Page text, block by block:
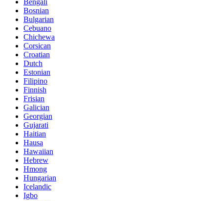
Bengali
Bosnian
Bulgarian
Cebuano
Chichewa
Corsican
Croatian
Dutch
Estonian
Filipino
Finnish
Frisian
Galician
Georgian
Gujarati
Haitian
Hausa
Hawaiian
Hebrew
Hmong
Hungarian
Icelandic
Igbo